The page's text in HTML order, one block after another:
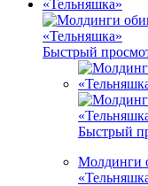
Быстрый
Быстрый
Молдинги